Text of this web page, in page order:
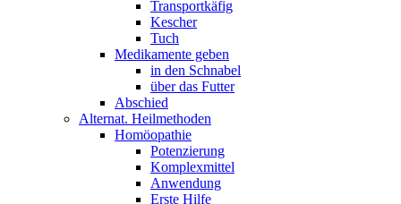
Transportkäfig
Kescher
Tuch
Medikamente geben
in den Schnabel
über das Futter
Abschied
Alternat. Heilmethoden
Homöopathie
Potenzierung
Komplexmittel
Anwendung
Erste Hilfe